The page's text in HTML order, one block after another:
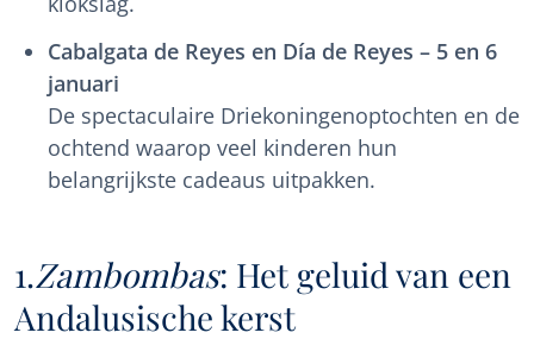
Cabalgata de Reyes en Día de Reyes – 5 en 6
januari
De spectaculaire Driekoningenoptochten en de
ochtend waarop veel kinderen hun
belangrijkste cadeaus uitpakken.
1.Zambombas: Het geluid van een
Andalusische kerst